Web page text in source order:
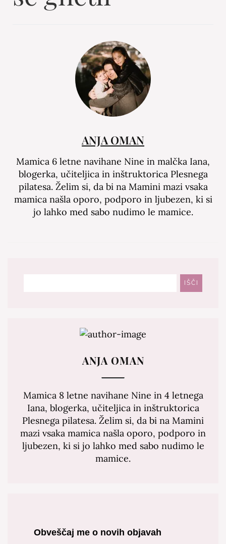
ANJA OMAN
Mamica 6 letne navihane Nine in malčka Iana,
blogerka, učiteljica in inštruktorica Plesnega
pilatesa. Želim si, da bi na Mamini mazi vsaka
mamica našla oporo, podporo in ljubezen, ki si
jo lahko med sabo nudimo le mamice.
IŠČI
ANJA OMAN
Mamica 8 letne navihane Nine in 4 letnega
Iana, blogerka, učiteljica in inštruktorica
Plesnega pilatesa. Želim si, da bi na Mamini
mazi vsaka mamica našla oporo, podporo in
ljubezen, ki si jo lahko med sabo nudimo le
mamice.
Obveščaj me o novih objavah